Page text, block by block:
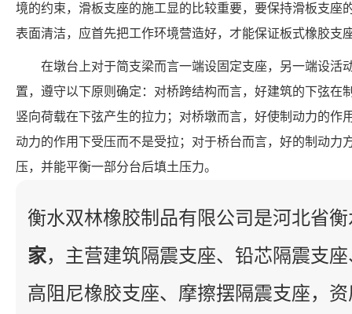
境的约束，滑板支座的施工显的比较重要，要保持滑板支座
表面清洁，应首先把工作环境营造好，才能保证板式橡胶支
在墩台上对于简支梁而言一端设固定支座，另一端设活
置，遵守以下原则确定：对桥跨结构而言，好建筑的下弦
竖向荷载在下弦产生的拉力；对桥墩而言，好使制动力的作
动力的作用下受压而不是受拉；对于桥台而言，好的制动力
压，并能平衡一部分台后填土压力。
衡水双林橡胶制品有限公司是河北省
家，主营建筑隔震支座、铅芯隔震支
高阻尼橡胶支座、摩擦摆隔震支座，